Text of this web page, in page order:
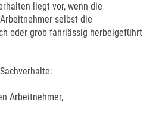
liegt vor, wenn die
selbst die
oder grob fahrlässig herbeigeführt
Arbeitnehmer,